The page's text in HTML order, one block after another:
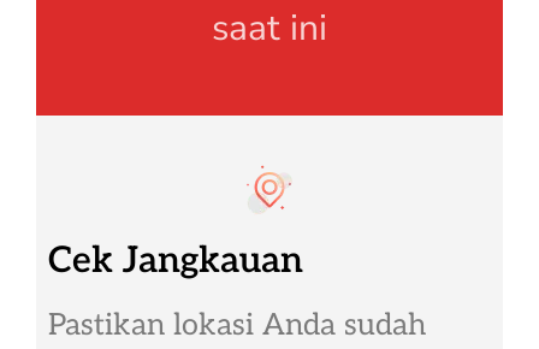
saat ini
Cek Jangkauan
Pastikan lokasi Anda sudah